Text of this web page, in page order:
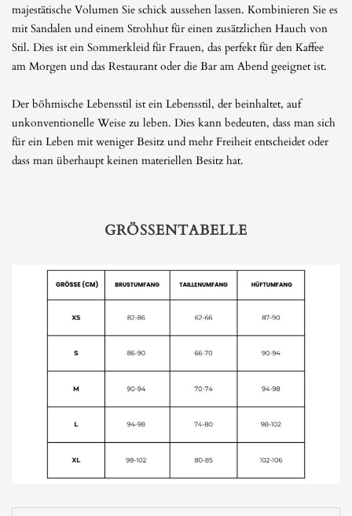
majestätische Volumen Sie schick aussehen lassen. Kombinieren Sie es
mit Sandalen und einem Strohhut für einen zusätzlichen Hauch von
Stil. Dies ist ein Sommerkleid für Frauen, das perfekt für den Kaffee
am Morgen und das Restaurant oder die Bar am Abend geeignet ist.
Der böhmische Lebensstil ist ein Lebensstil, der beinhaltet, auf
unkonventionelle Weise zu leben. Dies kann bedeuten, dass man sich
für ein Leben mit weniger Besitz und mehr Freiheit entscheidet oder
dass man überhaupt keinen materiellen Besitz hat.
GRÖSSENTABELLE